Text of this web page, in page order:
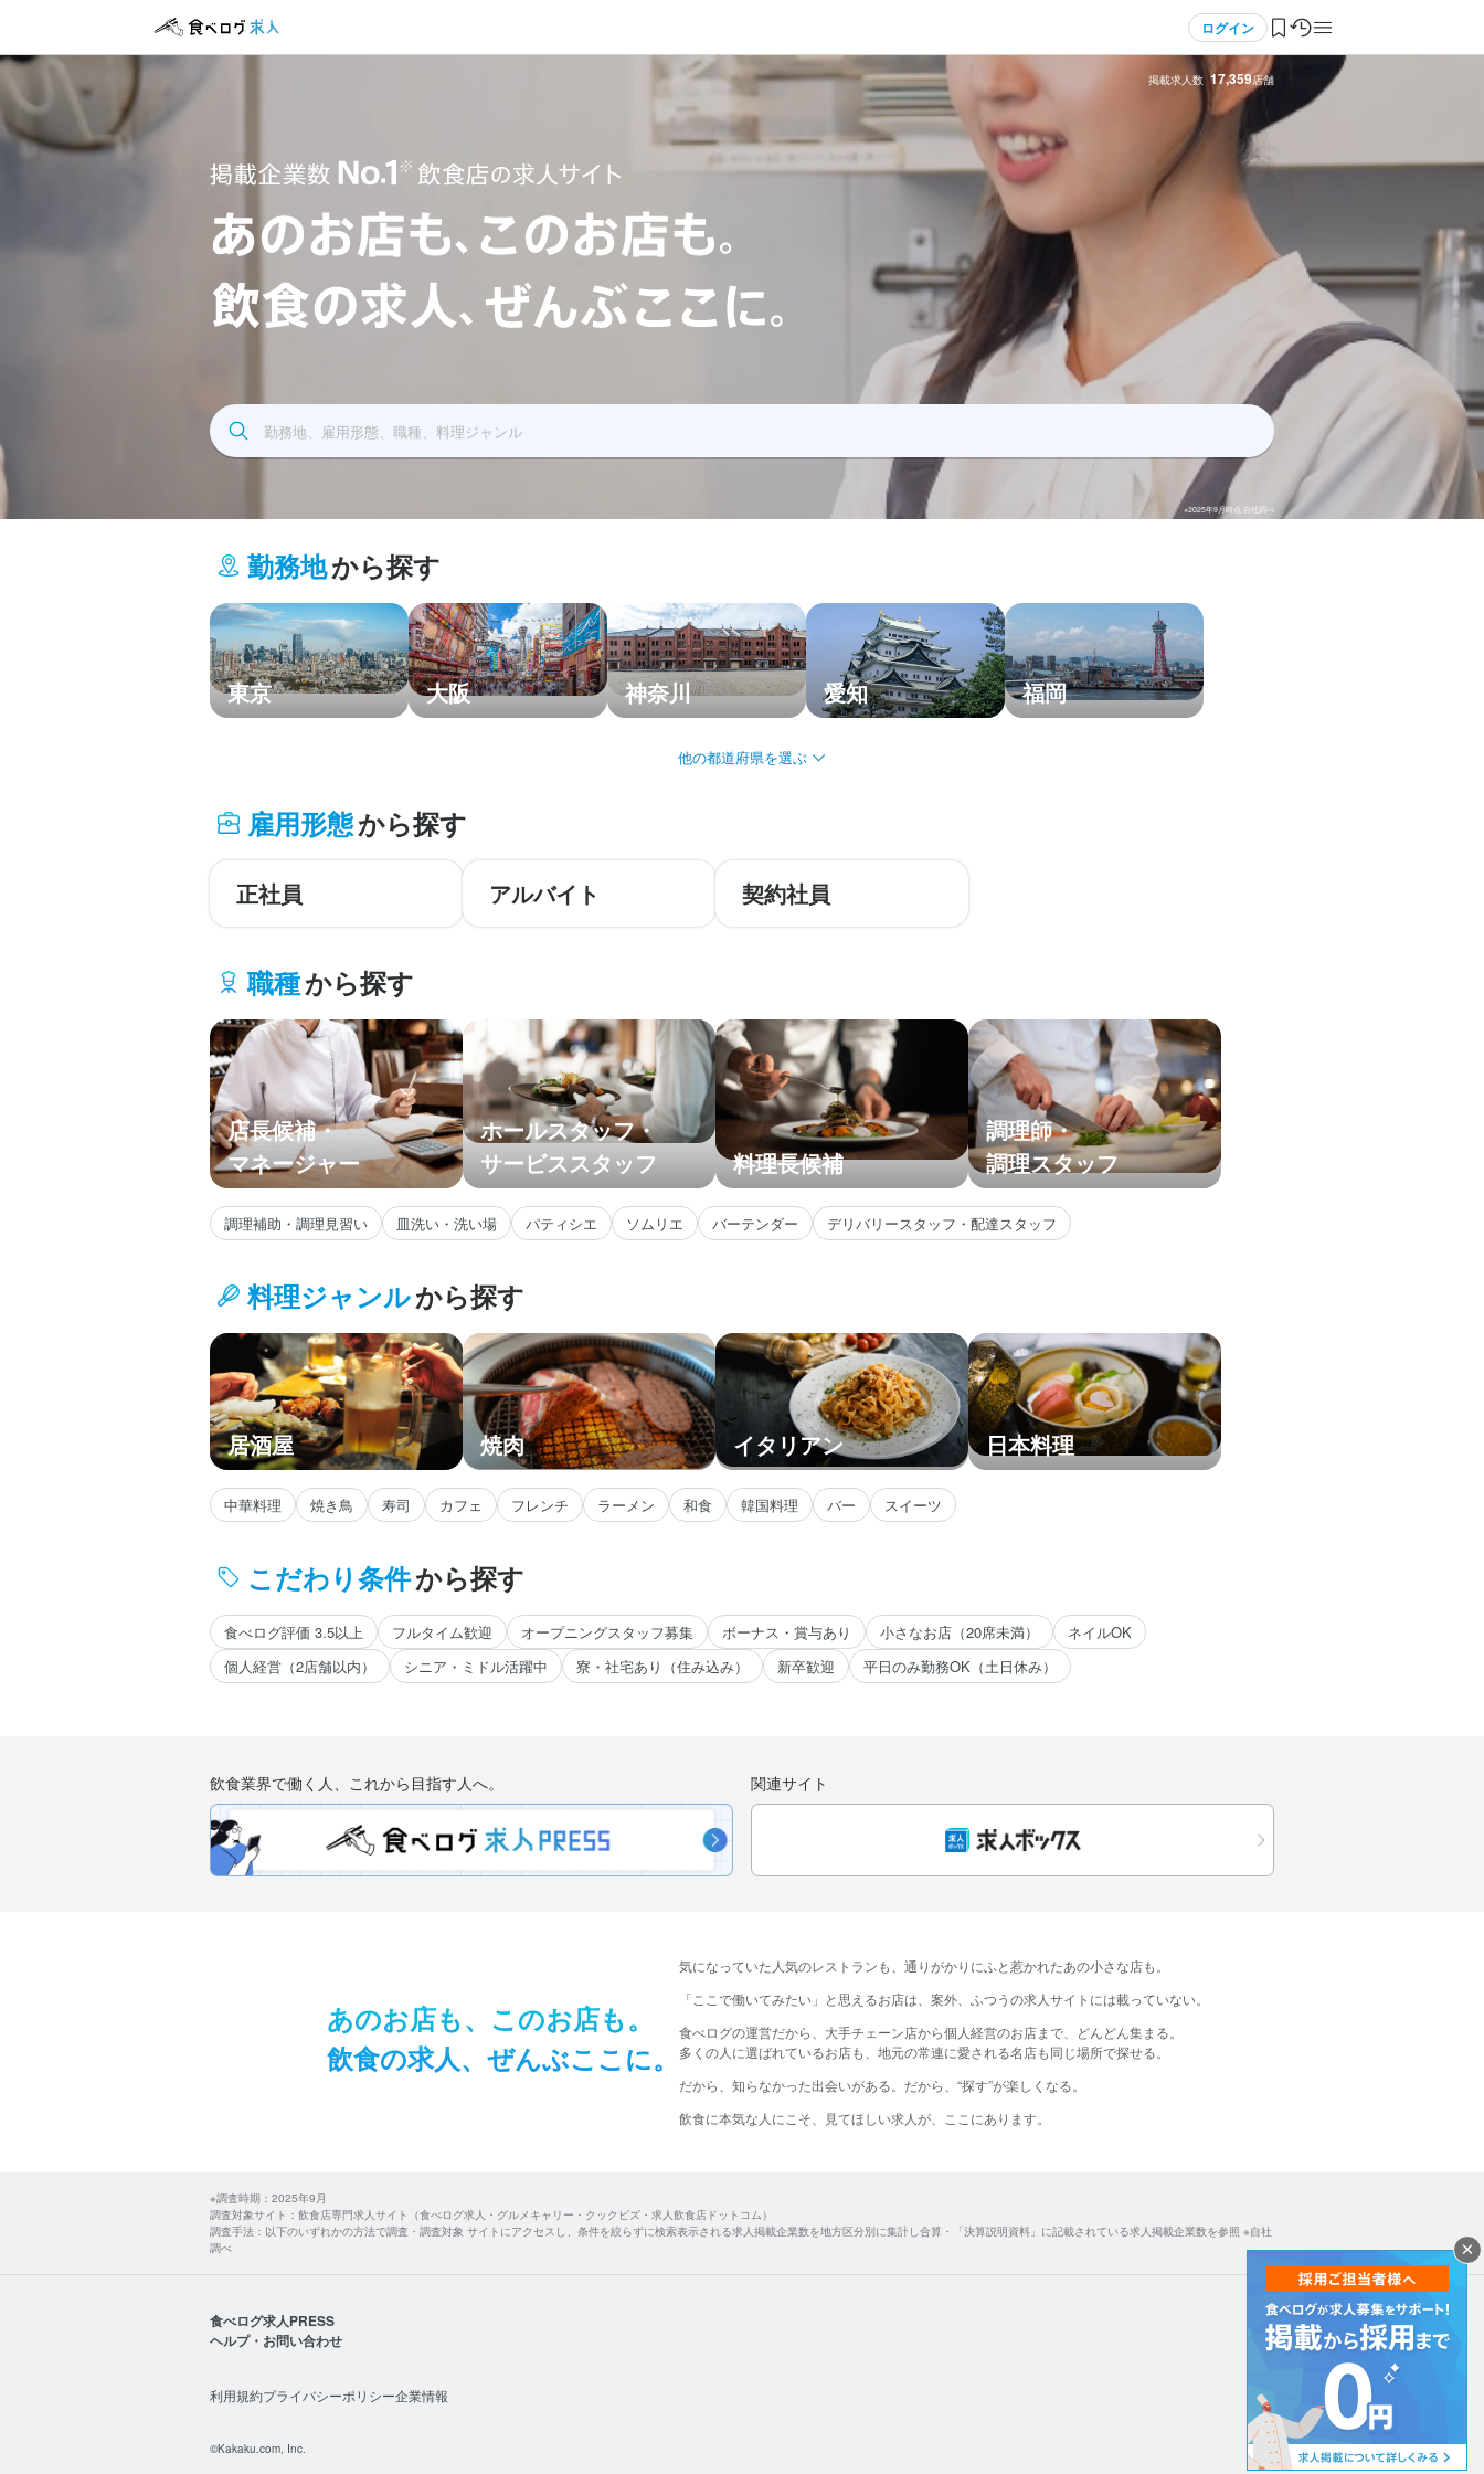
ログイン
掲載求人数 17,359店舗
勤務地、雇用形態、職種、料理ジャンル
※2025年9月時点 自社調べ
勤務地から探す
東京 大阪 神奈川 愛知 福岡
関東
中国・四国
九州・沖縄
主要エリア
雇用形態から探す
正社員 アルバイト 契約社員
職種から探す
店長候補・
マネージャー
ホールスタッフ・
サービススタッフ
料理長候補
調理師・
調理スタッフ
調理補助・調理見習い 皿洗い・洗い場 パティシエ ソムリエ バーテンダー デリバリースタッフ・配達スタッフ
料理ジャンルから探す
居酒屋 焼肉 イタリアン 日本料理
中華料理 焼き鳥 寿司 カフェ フレンチ ラーメン 和食 韓国料理 バー スイーツ
こだわり条件から探す
食べログ評価 3.5以上 フルタイム歓迎 オープニングスタッフ募集 ボーナス・賞与あり 小さなお店（20席未満）
ネイルOK
個人経営（2店舗以内）
シニア・ミドル活躍中 寮・社宅あり（住み込み） 新卒歓迎 平日のみ勤務OK（土日休み）
飲食業界で働く人、これから目指す人へ。 関連サイト
あの​お店も、​この​お店も。​
飲食の​求人、​ぜんぶ​ここに。​
気に​なっていた​人気の​レストランも、​通りが​かりに​ふと​惹かれた​あの​小さな​店も。​
​「ここで​働いてみたい」と​思える​お店は、​案外、​ふつうの​求人サイトには​載っていない。​
食べログの運営だから、大手チェーン店から個人経営のお店まで、どんどん集まる。
多くの人に選ばれているお店も、地元の常連に愛される名店も同じ場所で探せる。​
だから、​知らなかった​出会いが​ある。 ​だから、​“探す”が​楽しくなる。​
飲食に​本気な​人に​こそ、​
見て​ほしい​求人が、​ここに​あります。​
※調査時期：2025年9月
調査対象サイト：飲食店専門求人サイト（食べログ求人・グルメキャリー・クックビズ・求人飲食店ドットコム）
調査手法：以下のいずれかの方法で調査・調査対象 サイトにアクセスし、条件を絞らずに検索表示される求人掲載企業数を地方区分別に集計し合算・「決算説明資料」に記載されている求人掲載企業数を参照 ※自社
調べ
食べログ求人PRESS
ヘルプ・お問い合わせ
利用規約プライバシーポリシー企業情報
©Kakaku.com, Inc.